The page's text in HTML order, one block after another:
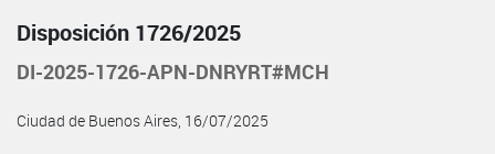
Disposición 1726/2025
DI-2025-1726-APN-DNRYRT#MCH
Ciudad de Buenos Aires, 16/07/2025